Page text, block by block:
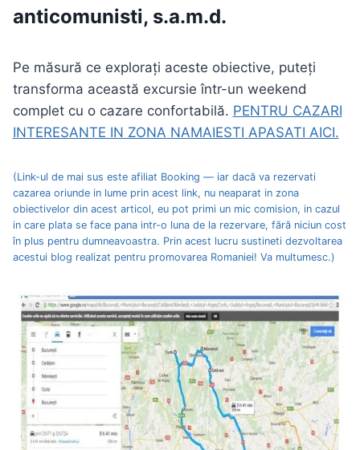
anticomunisti, s.a.m.d.
Pe măsură ce explorați aceste obiective, puteți
transforma această excursie într-un weekend
complet cu o cazare confortabilă. PENTRU CAZARI
INTERESANTE IN ZONA NAMAIESTI APASATI AICI.
(Link-ul de mai sus este afiliat Booking — iar dacă va rezervati
cazarea oriunde in lume prin acest link, nu neaparat in zona
obiectivelor din acest articol, eu pot primi un mic comision, in cazul
in care plata se face pana intr-o luna de la rezervare, fără niciun cost
în plus pentru dumneavoastra. Prin acest lucru sustineti dezvoltarea
acestui blog realizat pentru promovarea Romaniei! Va multumesc.)